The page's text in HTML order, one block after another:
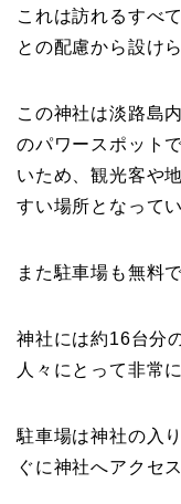
これは訪れるすべ
との配慮から設け
この神社は淡路島
のパワースポット
いため、観光客や
すい場所となってい
また駐車場も無料
神社には約16台分
人々にとって非常
駐車場は神社の入
ぐに神社へアクセ